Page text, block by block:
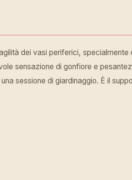
dei vasi periferici, specialmente
sensazione di gonfiore e
sessione di giardinaggio. È il